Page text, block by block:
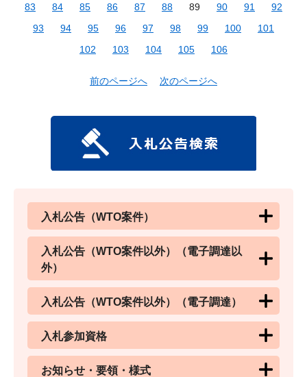
83
84 85 86 87 88 89 90 91
92
93
94 95 96 97 98 99 100
101
102
103 104 105 106
前のページへ 次のページへ
入札公告（WTO案件）
入札公告（WTO案件以外）（電子調達以
外）
入札公告（WTO案件以外）（電子調達）
入札参加資格
お知らせ・要領・様式